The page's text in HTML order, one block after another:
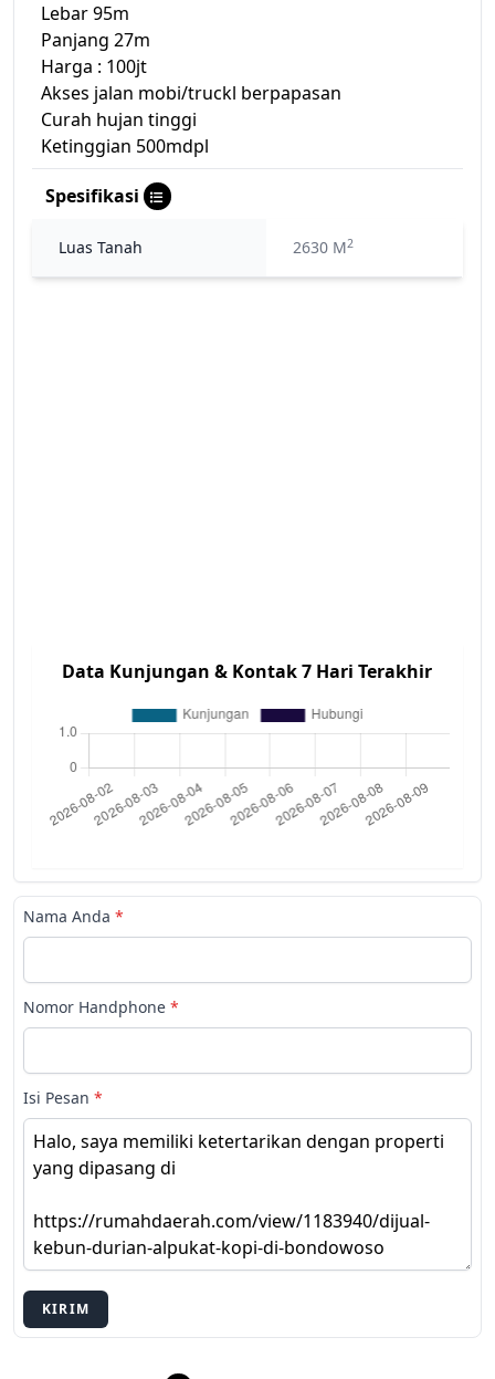
Lebar 95m
Panjang 27m
Harga : 100jt
Akses jalan mobi/truckl berpapasan
Curah hujan tinggi
Ketinggian 500mdpl
Spesifikasi
Luas Tanah 2630 M2
Data Kunjungan & Kontak 7 Hari Terakhir
Nama Anda *
Nomor Handphone *
Isi Pesan *
KIRIM